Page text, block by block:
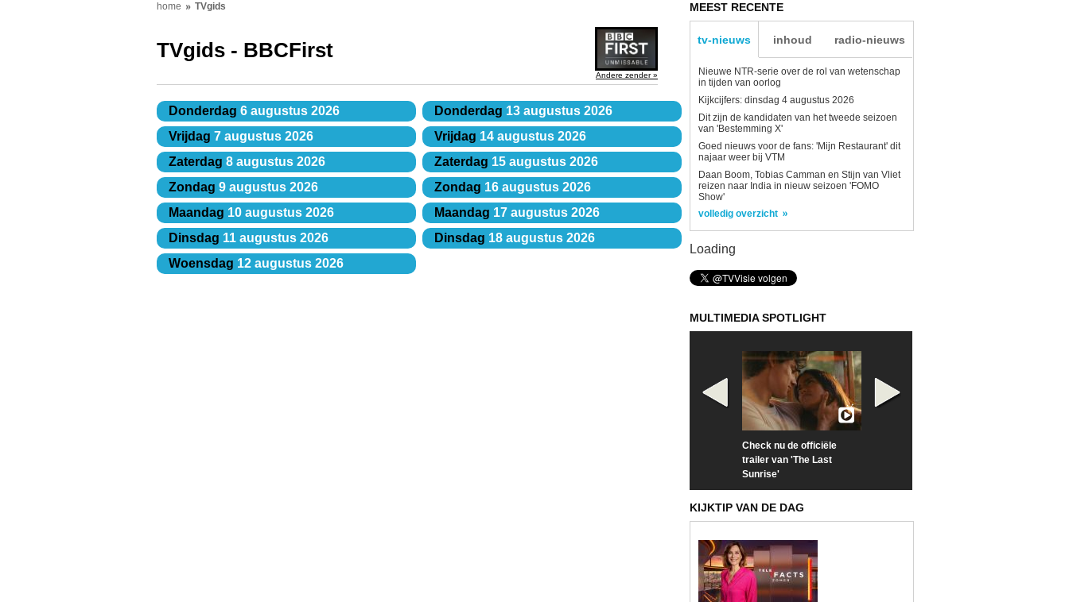
home TVgids
TVgids - BBCFirst
Andere zender »
Donderdag 6 augustus 2026
Vrijdag 7 augustus 2026
Zaterdag 8 augustus 2026
Zondag 9 augustus 2026
Maandag 10 augustus 2026
Dinsdag 11 augustus 2026
Woensdag 12 augustus 2026
Donderdag 13 augustus 2026
Vrijdag 14 augustus 2026
Zaterdag 15 augustus 2026
Zondag 16 augustus 2026
Maandag 17 augustus 2026
Dinsdag 18 augustus 2026
MEEST RECENTE
tv-nieuws inhoud radio-nieuws
Nieuwe NTR-serie over de rol van wetenschap
in tijden van oorlog
Kijkcijfers: dinsdag 4 augustus 2026
Dit zijn de kandidaten van het tweede seizoen
van 'Bestemming X'
Goed nieuws voor de fans: 'Mijn Restaurant' dit
najaar weer bij VTM
Daan Boom, Tobias Camman en Stijn van Vliet
reizen naar India in nieuw seizoen 'FOMO
Show'
volledig overzicht
Loading
MULTIMEDIA SPOTLIGHT
Check nu de officiële
trailer van 'The Last
Sunrise'
KIJKTIP VAN DE DAG